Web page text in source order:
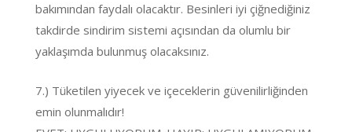
bakımından faydalı olacaktır. Besinleri iyi çiğnediğiniz
takdirde sindirim sistemi açısından da olumlu bir
yaklaşımda bulunmuş olacaksınız.
7.) Tüketilen yiyecek ve içeceklerin güvenilirliğinden
emin olunmalıdır!